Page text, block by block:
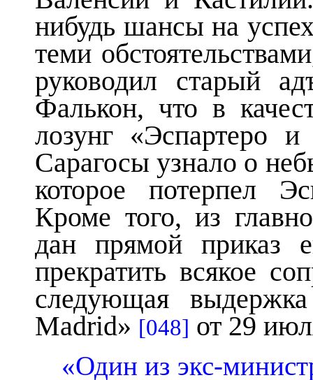
нибудь шансы на
теми
руководил старый
Фалькон, что в
лозунг «Эспартеро
Сарагосы узнало о
которое потерпел
Кроме того, из
дан прямой приказ
прекратить всякое
следующая
Madrid» [048] от 29
«Один из экс-